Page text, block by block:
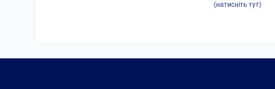
(натисніть тут)